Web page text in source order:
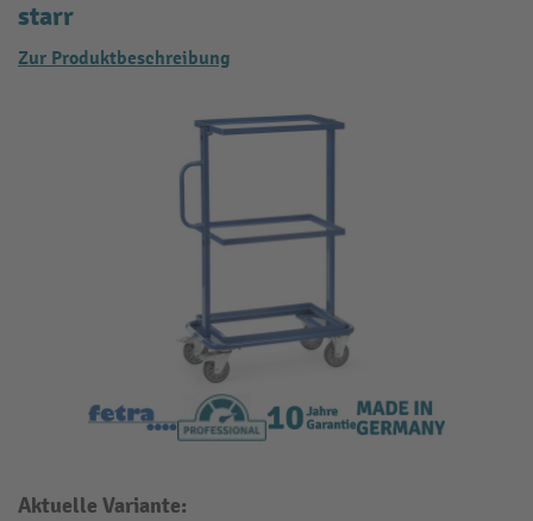
starr
Zur Produktbeschreibung
Aktuelle Variante: